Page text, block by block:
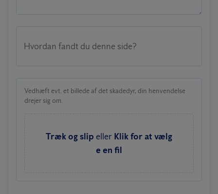
Hvordan fandt du denne side?
Vedhæft evt. et billede af det skadedyr, din henvendelse
drejer sig om.
Træk og slip eller Klik for at vælg
e en fil